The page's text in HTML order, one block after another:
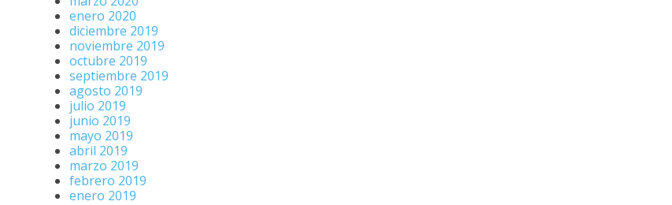
enero 2020
diciembre 2019
noviembre 2019
octubre 2019
septiembre 2019
agosto 2019
julio 2019
junio 2019
mayo 2019
abril 2019
marzo 2019
febrero 2019
enero 2019